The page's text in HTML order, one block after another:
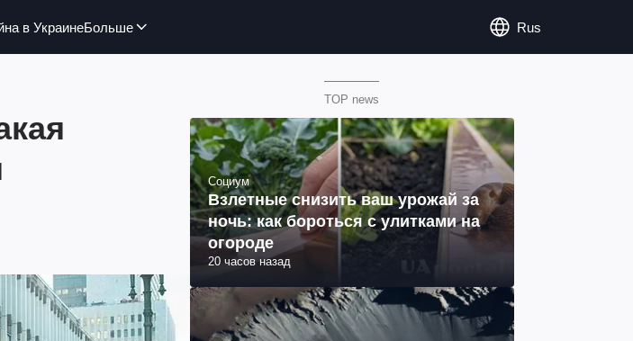
в УкраинеБольше Rus
TOP news
Социум
Взлетные снизить ваш урожай за
ночь: как бороться с улитками на
огороде
20 часов назад